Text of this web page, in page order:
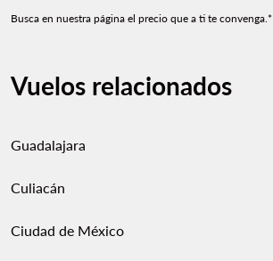
Busca en nuestra página el precio que a ti te convenga.*
Vuelos relacionados
Guadalajara
Culiacán
Ciudad de México